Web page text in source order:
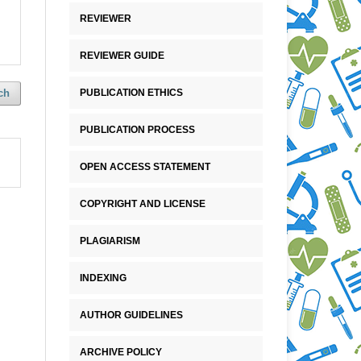
REVIEWER
REVIEWER GUIDE
PUBLICATION ETHICS
PUBLICATION PROCESS
OPEN ACCESS STATEMENT
COPYRIGHT AND LICENSE
PLAGIARISM
INDEXING
AUTHOR GUIDELINES
ARCHIVE POLICY